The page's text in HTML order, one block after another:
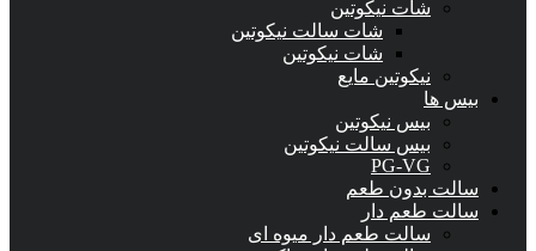
شات نیکوتین
شات سالت نیکوتین
شات نیکوتین
نیکوتین مایع
بیس ها
بیس نیکوتین
بیس سالت نیکوتین
PG-VG
سالت بدون طعم
سالت طعم دار
سالت طعم دار میوه ای